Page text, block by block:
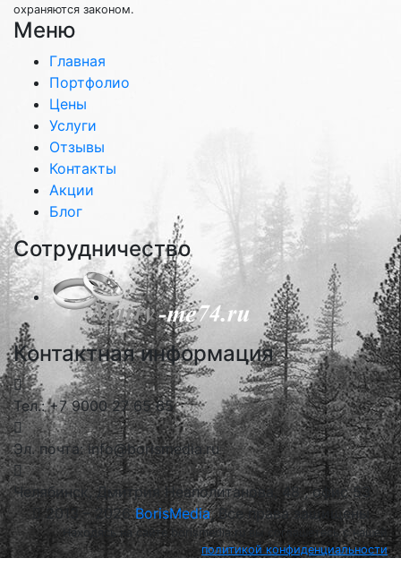
охраняются законом.
Меню
Главная
Портфолио
Цены
Услуги
Отзывы
Контакты
Акции
Блог
Сотрудничество
Контактная информация
Тел.: +7 9000 27 65 65
Эл. почта: info@borismedia.ru
Челябинск, Дмитрия Неаполитанова, 48 , офис 53
2013 – 2026 BorisMedia, Все права защищены
Находясь на сайте borismedia.ru вы соглашетесь с нашей
политикой конфиденциальности